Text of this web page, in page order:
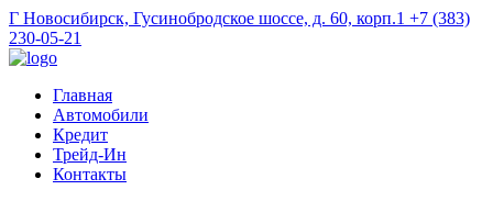
Г Новосибирск, Гусинобродское шоссе, д. 60, корп.1 +7 (383)
230-05-21
Главная
Автомобили
Кредит
Трейд-Ин
Контакты